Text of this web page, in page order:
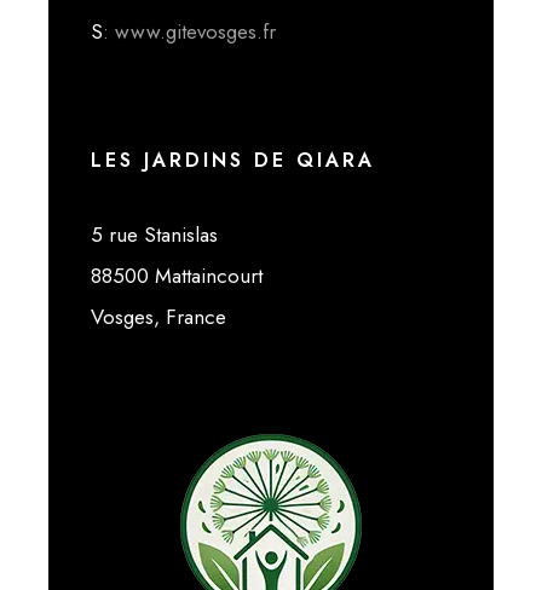
S: www.gitevosges.fr
LES JARDINS DE QIARA
5 rue Stanislas
88500 Mattaincourt
Vosges, France